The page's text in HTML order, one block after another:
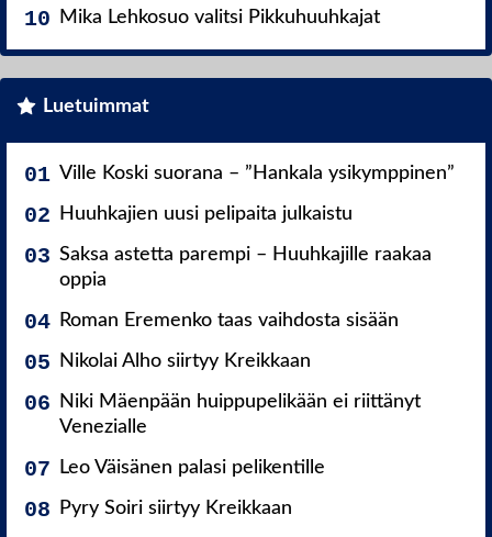
Mika Lehkosuo valitsi Pikkuhuuhkajat
Luetuimmat
Ville Koski suorana – ”Hankala ysikymppinen”
Huuhkajien uusi pelipaita julkaistu
Saksa astetta parempi – Huuhkajille raakaa
oppia
Roman Eremenko taas vaihdosta sisään
Nikolai Alho siirtyy Kreikkaan
Niki Mäenpään huippupelikään ei riittänyt
Venezialle
Leo Väisänen palasi pelikentille
Pyry Soiri siirtyy Kreikkaan